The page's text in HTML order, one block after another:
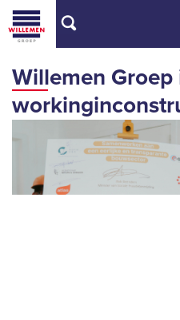
Willemen